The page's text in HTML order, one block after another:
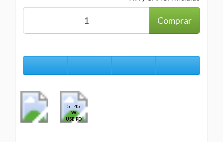
Comprar
5 - 45
W
USB PD